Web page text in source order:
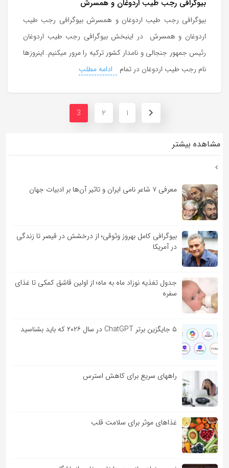
بیوگرافی رجب طیب اردوغان و همسرش
بیوگرافی رجب طیب اردوغان و همسرش بیوگرافی رجب طیب
اردوغان و همسرش در اینبخش بیوگرافی رجب طیب اردوغان
رئیس جمهور جنجالی و نامدار کشور ترکیه را مرور میکنیم. اینروزها
نام رجب طیب اردوغان در تمام
ادامه مطلب
1
2
3
مشاهده بیشتر
معرفی ۷ شاعر نامی ایران و تاثیر آن‌ها بر ادبیات جهان
بیوگرافی کامل بهروز وثوقی؛ از درخشش در قیصر تا زندگی
در آمریکا
جدول تغذیه نوزاد ماه به ماه؛ از اولین قاشق کمکی تا غذای
سفره
۵ جایگزین برتر ChatGPT در سال ۲۰۲۶ که باید بشناسید
راههای سریع برای کاهش استرس
غذاهای موثر برای سلامت قلب